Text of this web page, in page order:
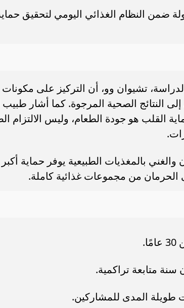
ضمن النظام الغذائي اليومي لتحقيق
تشيوان وو، أن التركيز على
إلى النتائج الصحية المرجوة. كما أشار
القلب هو جودة الطعام، وليس الالتزام
بالمغذيات الطبيعية يوفر حماية
الحرمان من مجموعات غذائية كاملة.
طويلة المدى للمشاركين.